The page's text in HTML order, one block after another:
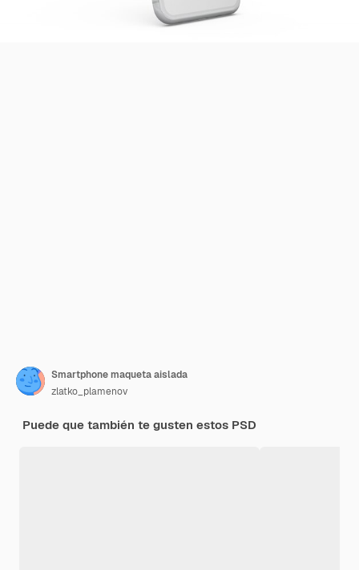
Smartphone maqueta aislada
zlatko_plamenov
Puede que también te gusten estos PSD